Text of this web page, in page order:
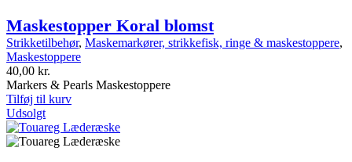
Maskestopper Koral blomst
Strikketilbehør, Maskemarkører, strikkefisk, ringe & maskestoppere,
Maskestoppere
40,00 kr.
Markers & Pearls Maskestoppere
Tilføj til kurv
Udsolgt